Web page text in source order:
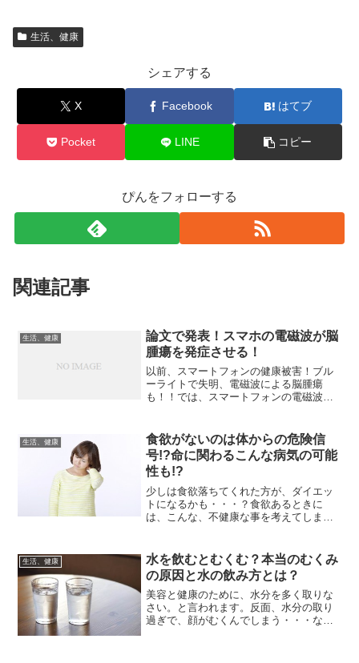
生活、健康
シェアする
X Facebook はてブ
Pocket LINE コピー
ぴんをフォローする
関連記事
生活、健康
論文で発表！スマホの電磁波が脳
腫瘍を発症させる！
以前、スマートフォンの健康被害！ブル
ーライトで失明、電磁波による脳腫瘍
も！！では、スマートフォンの電磁波が
スなどで報道されている事を話しまし
た。なぜ日本では、報道されな...
生活、健康
食欲がないのは体からの危険信
号!?命に関わるこんな病気の可能
性も!?
少しは食欲落ちてくれた方が、ダイエッ
トになるかも・・・？食欲あるときに
は、こんな、不健康な事を考えてしまい
ラがでなくなります。チカラがでなくな
ると、全てのことが「だるい...
生活、健康
水を飲むとむくむ？本当のむくみ
の原因と水の飲み方とは？
美容と健康のために、水分を多く取りな
さい。と言われます。反面、水分の取り
過ぎで、顔がむくんでしまう・・・なん